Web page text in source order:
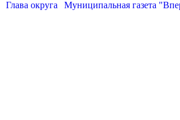
Глава округа Муниципальная газета